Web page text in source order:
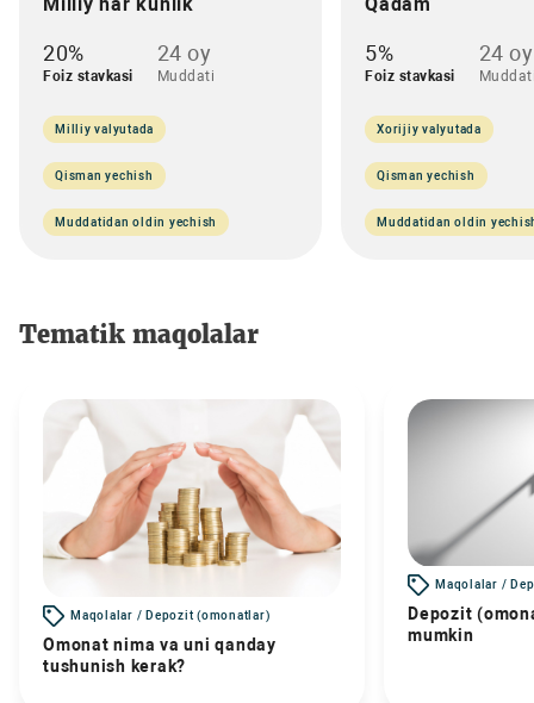
Milliy har kunlik
20%
Foiz stavkasi
24 oy
Muddati
Milliy valyutada
Qisman yechish
Muddatidan oldin yechish
Qadam
5%
Foiz stavkasi
24 oy
Xorijiy valyutada
Qisman yechish
Muddatidan oldin
Tematik maqolalar
Maqolalar / Depozit (omonatlar)
Omonat nima va uni qanday
tushunish kerak?
Maqolalar /
Depozit
mumkin